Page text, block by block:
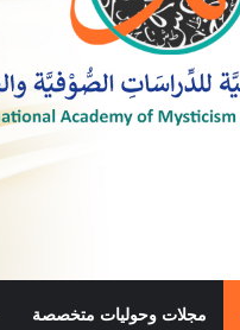
مجلات وحوليات متخصصة